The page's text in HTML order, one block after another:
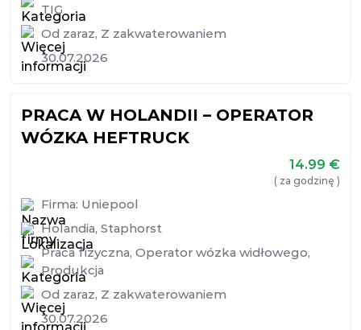
TIG
Od zaraz, Z zakwaterowaniem
30.07.2026
PRACA W HOLANDII – OPERATOR
WÓZKA HEFTRUCK
14.99 €
( za godzinę )
Firma: Uniepool
Holandia, Staphorst
Praca fizyczna, Operator wózka widłowego,
Produkcja
Od zaraz, Z zakwaterowaniem
30.07.2026